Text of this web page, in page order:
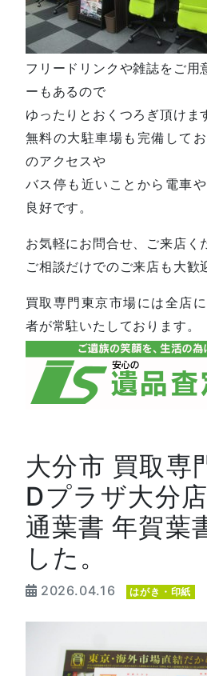
フリードリンクや雑誌をご用
ーもあるので
ゆったりとおくつろぎ頂けま
無料の大駐車場も完備して
のアクセスや
バス停も近いことから電車
良好です。
お気軽にお問合せ、ご来店く
ご相談だけでのご来店も大歓
買取専門東京市場には全店
者が常駐いたしております。
大分市 買取専
Dプラザ大分
通葉書 年賀葉
した。
2026.04.16 はがき・印紙